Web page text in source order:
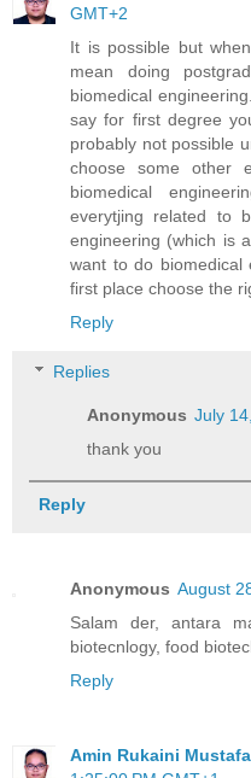
GMT+2
It is possible but
mean doing
biomedical
say for first degree
probably not possible
choose some other
biomedical
everytjing related to
engineering (which is
want to do biomedical
first place choose the
Reply
Replies
Anonymous July
thank you
Reply
Anonymous August
Salam der, antara
biotecnlogy, food
Reply
Amin Rukaini Mustafa